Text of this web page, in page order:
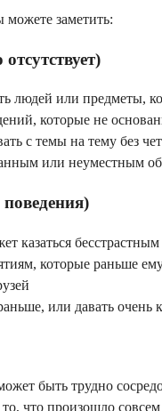
заметить:
людей или предметы,
которые не
с темы на тему без
или неуместным
казаться
которые раньше
или давать очень
быть трудно
что произошло